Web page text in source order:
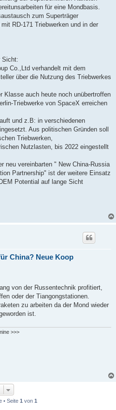
für eine Mondbasis.
zum Superträger
RD-171 Triebwerken und in der
Sicht:
Co.,Ltd verhandelt mit dem
über die Nutzung des Triebwerkes
Klasse auch heute noch unübertroffen
Triebwerke von SpaceX erreichen
und z.B: in verschiedenen
Aus politischen Gründen soll
Triebwerken,
Nutzlasten, bis 2022 eingestellt
neu vereinbarten " New China-Russia
Partnership" ist der weitere Einsatz
Potential auf lange Sicht
China? Neue Koop
von der Russentechnik profitiert,
oder der Tiangongstationen.
zu arbeiten da der Mond wieder
ist.
>>>
• Seite 1 von 1